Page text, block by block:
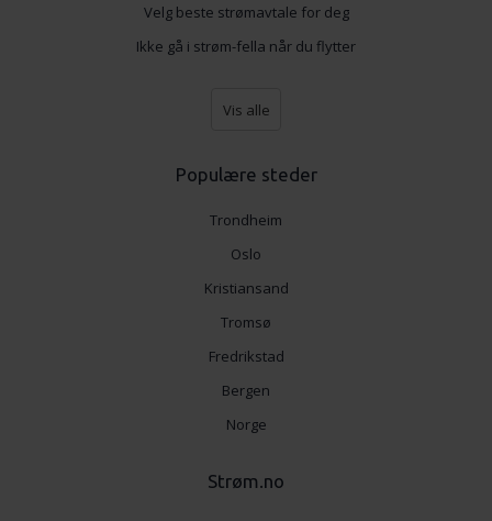
Velg beste strømavtale for deg
Ikke gå i strøm-fella når du flytter
Vis alle
Populære steder
Trondheim
Oslo
Kristiansand
Tromsø
Fredrikstad
Bergen
Norge
Strøm.no